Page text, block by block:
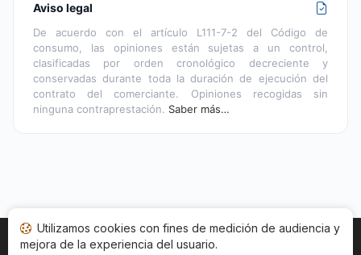
Aviso legal
De acuerdo con el artículo L111-7-2 del Código de
consumo, las opiniones están sujetas a un control,
clasificadas por orden cronológico decreciente y
conservadas durante toda la duración de ejecución del
contrato del comerciante. Opiniones recogidas sin
ninguna contraprestación. Saber más…
Inicio Estado opiniones Categorías
Utilizamos cookies con fines de medición de audiencia y
mejora de la experiencia del usuario.